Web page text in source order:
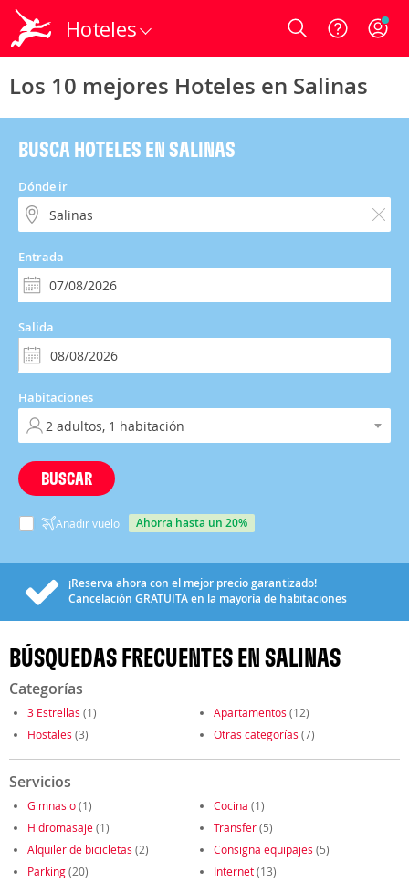
Hoteles Login
Los 10 mejores Hoteles en Salinas
BUSCA HOTELES EN SALINAS
Dónde ir
Entrada
Salida
Habitaciones
BUSCAR
Añadir vuelo ahorra hasta un 20%
¡Reserva ahora con el mejor precio garantizado!
Cancelación GRATUITAen la mayoría de habitaciones
BÚSQUEDAS FRECUENTES EN SALINAS
Categorías
3 Estrellas (1) Apartamentos (12)
Hostales (3) Otras categorías (7)
Servicios
Gimnasio(1) Cocina (1)
Hidromasaje(1) Transfer(5)
Alquiler de bicicletas (2) Consigna equipajes (5)
Parking(20) Internet(13)